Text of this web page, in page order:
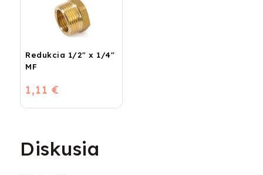
Redukcia 1/2" x 1/4"
MF
1,11 €
Diskusia